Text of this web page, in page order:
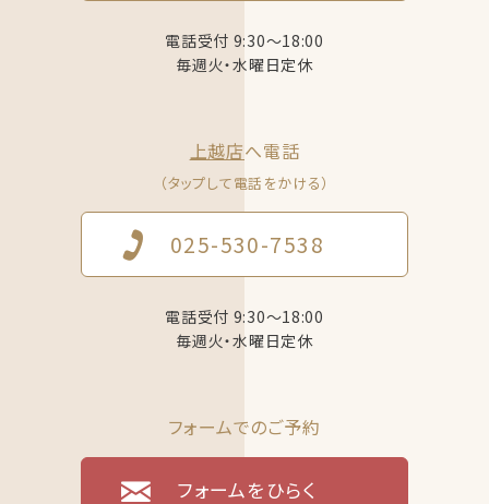
電話受付 9:30～18:00
毎週火・水曜日定休
上越店へ電話
（タップして電話をかける）
025-530-7538
電話受付 9:30～18:00
毎週火・水曜日定休
フォームでのご予約
フォームをひらく